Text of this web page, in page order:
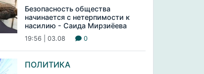
Безопасность общества
начинается с нетерпимости к
насилию - Саида Мирзиёева
19:56 | 03.08 0
ПОЛИТИКА